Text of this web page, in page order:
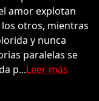
amor explotan
otros, mientras
y nunca
paralelas se
p...Leer más